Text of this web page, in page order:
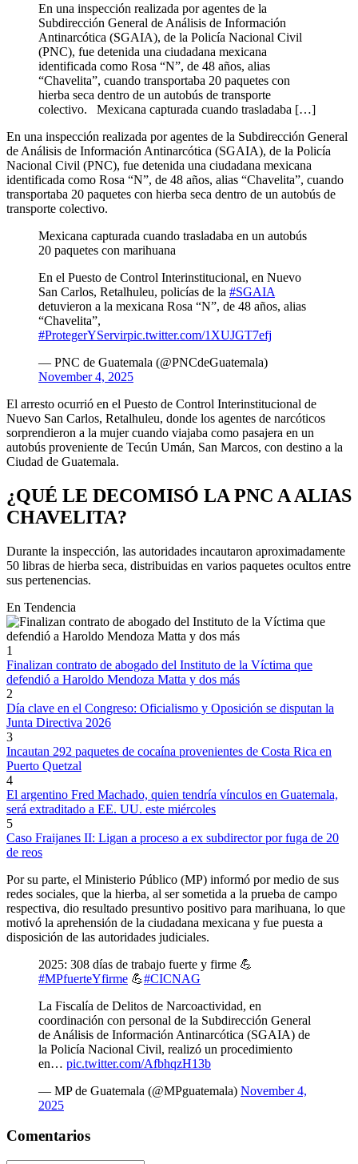
En una inspección realizada por agentes de la
Subdirección General de Análisis de Información
Antinarcótica (SGAIA), de la Policía Nacional Civil
(PNC), fue detenida una ciudadana mexicana
identificada como Rosa “N”, de 48 años, alias
“Chavelita”, cuando transportaba 20 paquetes con
hierba seca dentro de un autobús de transporte
colectivo. Mexicana capturada cuando trasladaba […]
En una inspección realizada por agentes de la Subdirección General
de Análisis de Información Antinarcótica (SGAIA), de la Policía
Nacional Civil (PNC), fue detenida una ciudadana mexicana
identificada como Rosa “N”, de 48 años, alias “Chavelita”, cuando
transportaba 20 paquetes con hierba seca dentro de un autobús de
transporte colectivo.
Mexicana capturada cuando trasladaba en un autobús
20 paquetes con marihuana
En el Puesto de Control Interinstitucional, en Nuevo
San Carlos, Retalhuleu, policías de la #SGAIA
detuvieron a la mexicana Rosa “N”, de 48 años, alias
“Chavelita”,
#ProtegerYServirpic.twitter.com/1XUJGT7efj
— PNC de Guatemala (@PNCdeGuatemala)
November 4, 2025
El arresto ocurrió en el Puesto de Control Interinstitucional de
Nuevo San Carlos, Retalhuleu, donde los agentes de narcóticos
sorprendieron a la mujer cuando viajaba como pasajera en un
autobús proveniente de Tecún Umán, San Marcos, con destino a la
Ciudad de Guatemala.
¿QUÉ LE DECOMISÓ LA PNC A ALIAS
CHAVELITA?
Durante la inspección, las autoridades incautaron aproximadamente
50 libras de hierba seca, distribuidas en varios paquetes ocultos entre
sus pertenencias.
En Tendencia
1
Finalizan contrato de abogado del Instituto de la Víctima que
defendió a Haroldo Mendoza Matta y dos más
2
Día clave en el Congreso: Oficialismo y Oposición se disputan la
Junta Directiva 2026
3
Incautan 292 paquetes de cocaína provenientes de Costa Rica en
Puerto Quetzal
4
El argentino Fred Machado, quien tendría vínculos en Guatemala,
será extraditado a EE. UU. este miércoles
5
Caso Fraijanes II: Ligan a proceso a ex subdirector por fuga de 20
de reos
Por su parte, el Ministerio Público (MP) informó por medio de sus
redes sociales, que la hierba, al ser sometida a la prueba de campo
respectiva, dio resultado presuntivo positivo para marihuana, lo que
motivó la aprehensión de la ciudadana mexicana y fue puesta a
disposición de las autoridades judiciales.
2025: 308 días de trabajo fuerte y firme 💪
#MPfuerteYfirme 💪#CICNAG
La Fiscalía de Delitos de Narcoactividad, en
coordinación con personal de la Subdirección General
de Análisis de Información Antinarcótica (SGAIA) de
la Policía Nacional Civil, realizó un procedimiento
en… pic.twitter.com/AfbhqzH13b
— MP de Guatemala (@MPguatemala) November 4,
2025
Comentarios